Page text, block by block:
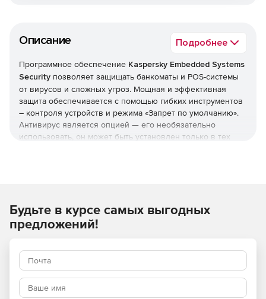
Описание Подробнее
Программное обеспечение Kaspersky Embedded Systems
Security позволяет защищать банкоматы и POS-системы
от вирусов и сложных угроз. Мощная и эффективная
защита обеспечивается с помощью гибких инструментов
– контроля устройств и режима «Запрет по умолчанию».
Антивирус является опцией — его необязательно
использовать, он может быть установлен только в тех
Embedded Systems Security обеспечивает выполнение
требований PCI DSS (v3.1 параграфы 5.1, 5.1.1, 5.2, 5.3 и 6,2).
Решение полностью поддерживает всю линейку ОС
Windows, в том числе для встраиваемых систем, начиная
с семейства продуктов Windows XP и заканчивая Windows
Будьте в курсе самых выгодных
предложений!